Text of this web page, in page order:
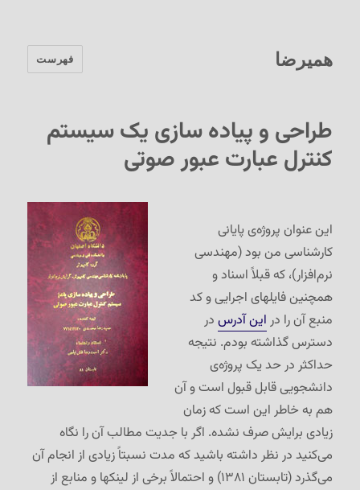
همیرضا فهرست
طراحی و پیاده سازی یک سیستم
کنترل عبارت عبور صوتی
این عنوان پروژه‌ی پایانی
کارشناسی من بود (مهندسی
نرم‌افزار)، که قبلاً اسناد و
همچنین فایلهای اجرایی و کد
منبع آن را در این آدرس در
دسترس گذاشته بودم. نتیجه
حداکثر در حد یک پروژه‌ی
دانشجویی قابل قبول است و آن
هم به خاطر این است که زمان
زیادی برایش صرف نشده. اگر با جدیت مطالب آن را نگاه
می‌کنید در نظر داشته باشید که مدت نسبتاً زیادی از انجام آن
می‌گذرد (تابستان ۱۳۸۱) و احتمالاً برخی از لینکها و منابع از